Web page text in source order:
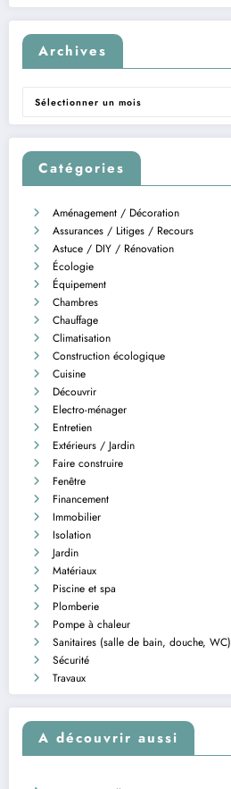
Archives
Archives
Catégories
Aménagement / Décoration
Assurances / Litiges / Recours
Astuce / DIY / Rénovation
Écologie
Équipement
Chambres
Chauffage
Climatisation
Construction écologique
Cuisine
Découvrir
Electro-ménager
Entretien
Extérieurs / Jardin
Faire construire
Fenêtre
Financement
Immobilier
Isolation
Jardin
Matériaux
Piscine et spa
Plomberie
Pompe à chaleur
Sanitaires (salle de bain, douche, WC)
Sécurité
Travaux
A découvrir aussi